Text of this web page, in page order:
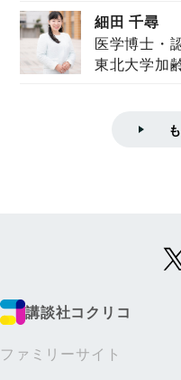
細田 千尋
医学博士・
東北大学加
講談社コクリコ
ファミリーサイト